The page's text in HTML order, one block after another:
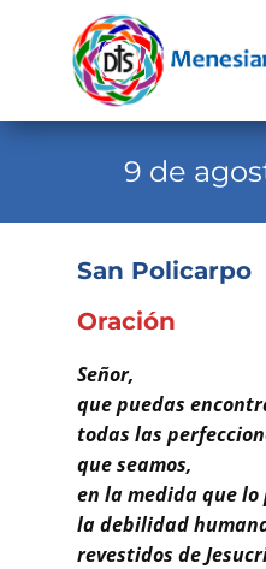
Evangelio
Pastoral Vocacional
Recursos
Contacto
Buscar
9 de
San Policarpo
Oración
Señor,
que puedas
todas las
que seamos,
en la medida que
la debilidad
revestidos de